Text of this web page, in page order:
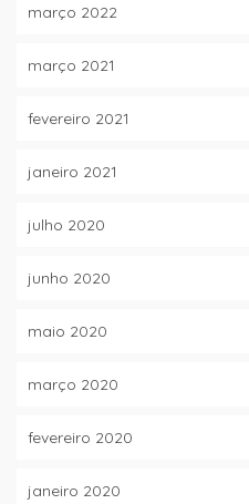
março 2022
março 2021
fevereiro 2021
janeiro 2021
julho 2020
junho 2020
maio 2020
março 2020
fevereiro 2020
janeiro 2020